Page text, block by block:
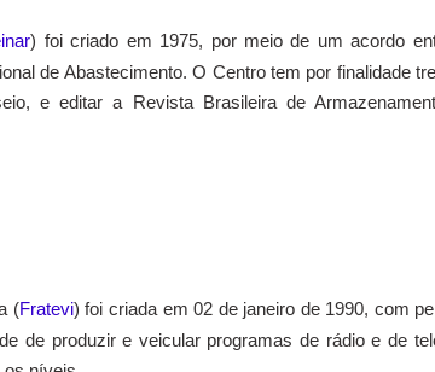
) foi criado em 1975, por meio de um acordo
de Abastecimento. O Centro tem por finalidade
e editar a Revista Brasileira de
(Fratevi) foi criada em 02 de janeiro de 1990, com
de produzir e veicular programas de rádio e de